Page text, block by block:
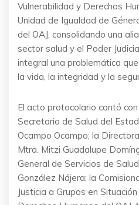
Vulnerabilidad y Derechos
Unidad de Igualdad de
del OAJ, consolidando una
sector salud y el Poder
integral una problemática
la vida, la integridad y la
El acto protocolario contó
Secretario de Salud del
Ocampo Ocampo; la
Mtra. Mitzi Guadalupe
General de Servicios de
González Nájera; la
Justicia a Grupos en